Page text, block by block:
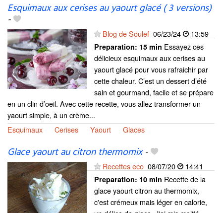
Esquimaux aux cerises au yaourt glacé ( 3 versions)
-
Blog de Soulef 06/23/24 13:59
Preparation: 15 min Essayez ces
délicieux esquimaux aux cerises au
yaourt glacé pour vous rafraichir par
cette chaleur. C’est un dessert d’été
sain et gourmand, facile et se prépare
en un clin d’oeil. Avec cette recette, vous allez transformer un
yaourt simple, à un crème...
Esquimaux
Cerises Yaourt Glaces
Glace yaourt au citron thermomix-
Recettes eco 08/07/20 14:41
Preparation: 10 min Recette de la
glace yaourt citron au thermomix,
c'est crémeux mais léger en calorie,